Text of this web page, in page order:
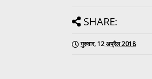
SHARE:
गुरुवार, 12 अप्रैल 2018